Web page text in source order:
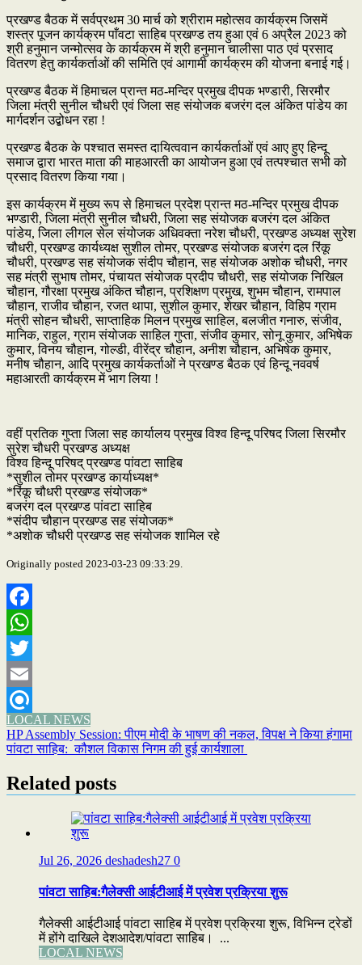
प्रखण्ड बैठक में सर्वप्रथम 30 मार्च को श्रीराम महोत्सव कार्यक्रम जिसमें
शस्त्र पूजन कार्यक्रम पाँवटा साहिब प्रखण्ड तय हुआ एवं 6 अप्रैल 2023 को
श्री हनुमान जन्मोत्सव के कार्यक्रम में श्री हनुमान चालीसा पाठ एवं प्रसाद
वितरण हेतु कार्यकर्ताओं की समिति एवं आगामी कार्यक्रम की योजना बनाई गई।
प्रखण्ड बैठक में हिमाचल प्रान्त मठ-मन्दिर प्रमुख दीपक भण्डारी, सिरमौर
जिला मंत्री सुनील चौधरी एवं जिला सह संयोजक बजरंग दल अंकित पांडेय का
मार्गदर्शन उद्बोधन रहा !
प्रखण्ड बैठक के पश्चात समस्त दायित्ववान कार्यकर्ताओं एवं आए हुए हिन्दू
समाज द्वारा भारत माता की माहआरती का आयोजन हुआ एवं तत्पश्चात सभी को
प्रसाद वितरण किया गया।
इस कार्यक्रम में मुख्य रूप से हिमाचल प्रदेश प्रान्त मठ-मन्दिर प्रमुख दीपक
भण्डारी, जिला मंत्री सुनील चौधरी, जिला सह संयोजक बजरंग दल अंकित
पांडेय, जिला लीगल सेल संयोजक अधिवक्ता नरेश चौधरी, प्रखण्ड अध्यक्ष सुरेश
चौधरी, प्रखण्ड कार्यध्यक्ष सुशील तोमर, प्रखण्ड संयोजक बजरंग दल रिंकू
चौधरी, प्रखण्ड सह संयोजक संदीप चौहान, सह संयोजक अशोक चौधरी, नगर
सह मंत्री सुभाष तोमर, पंचायत संयोजक प्रदीप चौधरी, सह संयोजक निखिल
चौहान, गौरक्षा प्रमुख अंकित चौहान, प्रशिक्षण प्रमुख, शुभम चौहान, रामपाल
चौहान, राजीव चौहान, रजत थापा, सुशील कुमार, शेखर चौहान, विहिप ग्राम
मंत्री सोहन चौधरी, साप्ताहिक मिलन प्रमुख साहिल, बलजीत गनारु, संजीव,
मानिक, राहुल, ग्राम संयोजक साहिल गुप्ता, संजीव कुमार, सोनू कुमार, अभिषेक
कुमार, विनय चौहान, गोल्डी, वीरेंद्र चौहान, अनीश चौहान, अभिषेक कुमार,
मनीष चौहान, आदि प्रमुख कार्यकर्ताओं ने प्रखण्ड बैठक एवं हिन्दू नववर्ष
महाआरती कार्यक्रम में भाग लिया !
वहीं प्रतिक गुप्ता जिला सह कार्यालय प्रमुख विश्व हिन्दू परिषद जिला सिरमौर
सुरेश चौधरी प्रखण्ड अध्यक्ष
विश्व हिन्दू परिषद् प्रखण्ड पांवटा साहिब
*सुशील तोमर प्रखण्ड कार्याध्यक्ष*
*रिंकू चौधरी प्रखण्ड संयोजक*
बजरंग दल प्रखण्ड पांवटा साहिब
*संदीप चौहान प्रखण्ड सह संयोजक*
*अशोक चौधरी प्रखण्ड सह संयोजक शामिल रहे
Originally posted 2023-03-23 09:33:29.
Facebook
WhatsApp
Twitter
Email
Refind
LOCAL NEWS
Post
navigation
HP Assembly Session: पीएम मोदी के भाषण की नकल, विपक्ष ने किया हंगामा
पांवटा साहिब: कौशल विकास निगम की हुई कार्यशाला
Related posts
Jul 26, 2026 deshadesh27 0
पांवटा साहिब:गैलेक्सी आईटीआई में प्रवेश प्रक्रिया शुरू
गैलेक्सी आईटीआई पांवटा साहिब में प्रवेश प्रक्रिया शुरू, विभिन्न ट्रेडों
में होंगे दाखिले देशआदेश/पांवटा साहिब। ...
LOCAL NEWS